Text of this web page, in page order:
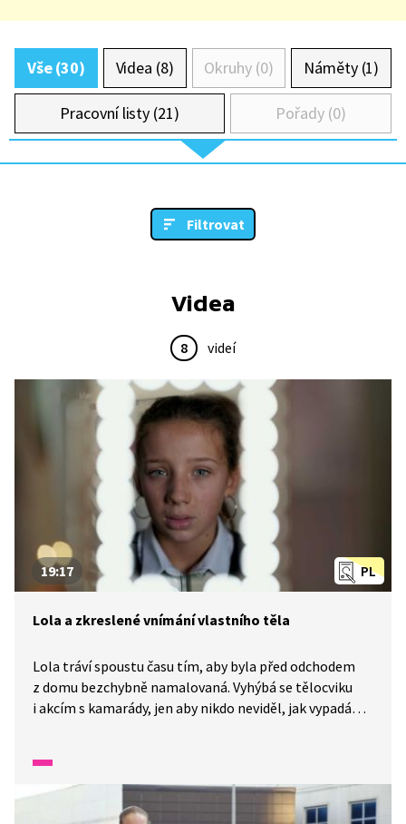
Vše (30) Videa (8) Okruhy (0) Náměty (1)
Pracovní listy (21) Pořady (0)
Filtrovat
Videa
8 videí
PL
19:17
Lola a zkreslené vnímání vlastního těla
Lola tráví spoustu času tím, aby byla před odchodem
z domu bezchybně namalovaná. Vyhýbá se tělocviku
i akcím s kamarády, jen aby nikdo neviděl, jak vypadá
dysmorfická porucha. Díky podpoře a porozumění
rodiny se Lola učí přijímat samu sebe a znovu nachází
radost z běžných věcí.